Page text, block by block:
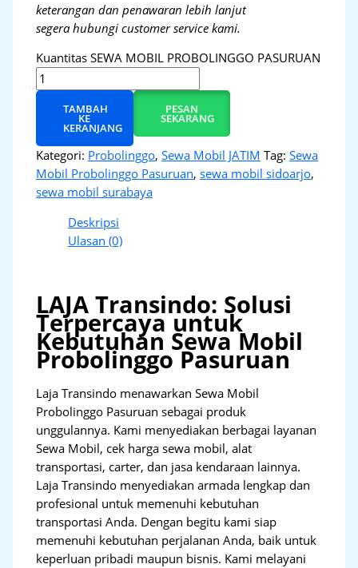
keterangan dan penawaran lebih lanjut
segera hubungi customer service kami.
Kuantitas SEWA MOBIL PROBOLINGGO PASURUAN
TAMBAH
KE
KERANJANG
PESAN
SEKARANG
Kategori: Probolinggo,Sewa Mobil JATIM Tag:Sewa
Mobil Probolinggo Pasuruan,sewa mobil sidoarjo,
sewa mobil surabaya
Deskripsi
Ulasan (0)
LAJA Transindo: Solusi
Terpercaya untuk
Kebutuhan Sewa Mobil
Probolinggo Pasuruan
Laja Transindo menawarkan Sewa Mobil
Probolinggo Pasuruan sebagai produk
unggulannya. Kami menyediakan berbagai layanan
Sewa Mobil, cek harga sewa mobil, alat
transportasi, carter, dan jasa kendaraan lainnya.
Laja Transindo menyediakan armada lengkap dan
profesional untuk memenuhi kebutuhan
transportasi Anda. Dengan begitu kami siap
memenuhi kebutuhan perjalanan Anda, baik untuk
keperluan pribadi maupun bisnis. Kami melayani